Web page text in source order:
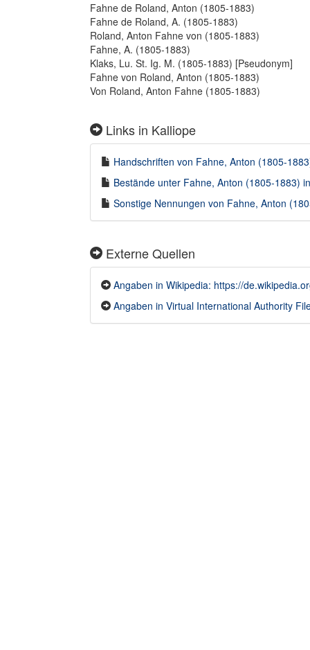
Fahne de Roland, Anton (1805-1883)
Fahne de Roland, A. (1805-1883)
Roland, Anton Fahne von (1805-1883)
Fahne, A. (1805-1883)
Klaks, Lu. St. Ig. M. (1805-1883) [Pseudonym]
Fahne von Roland, Anton (1805-1883)
Von Roland, Anton Fahne (1805-1883)
Links in Kalliope
Handschriften von Fahne, Anton (1805-
Bestände unter Fahne, Anton (1805-1883)
Sonstige Nennungen von Fahne, Anton
Externe Quellen
Angaben in Wikipedia: https://
Angaben in Virtual International Authority